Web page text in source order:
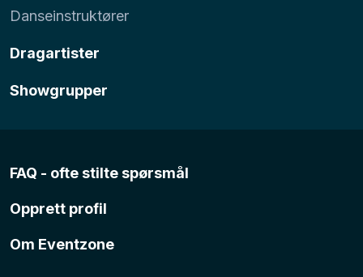
Danseinstruktører
Dragartister
Showgrupper
FAQ - ofte stilte spørsmål
Opprett profil
Om Eventzone